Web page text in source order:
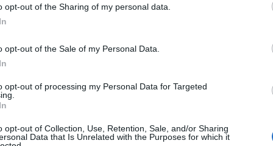
opt-out of the Sharing of my personal data.
opt-out of the Sale of my Personal Data.
opt-out of processing my Personal Data for Targeted
opt-out of Collection, Use, Retention, Sale, and/or Sharing
Data that Is Unrelated with the Purposes for which it
cliccandoqui